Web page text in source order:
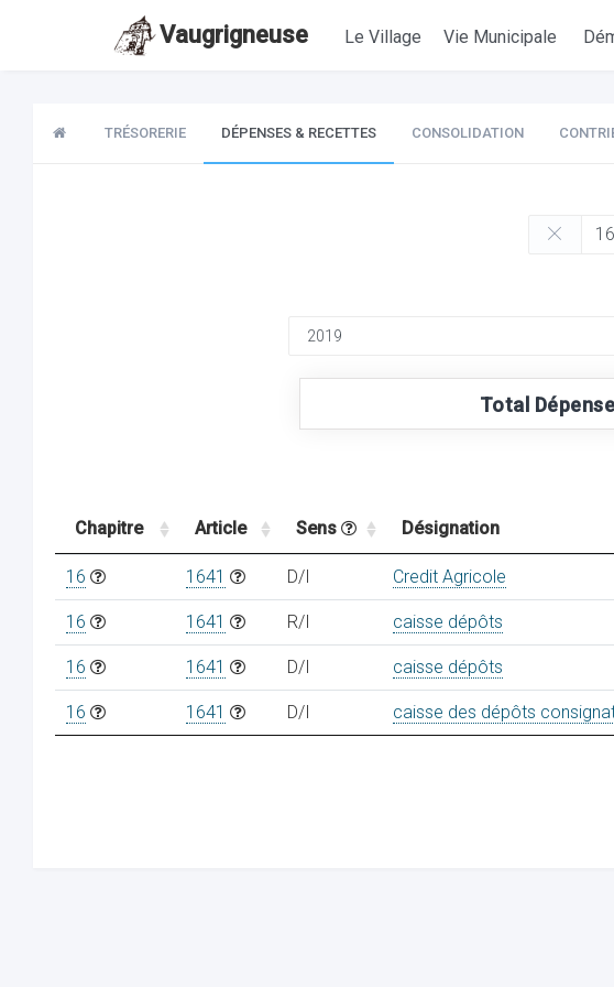
Vaugrigneuse Le Village Vie Municipale
TRÉSORERIE DÉPENSES & RECETTES CONSOLIDATION
Total
Chapitre Article Sens Désignation
16 1641 D/I Credit Agricole
16 1641 R/I caisse dépôts
16 1641 D/I caisse dépôts
16 1641 D/I caisse des dépôts